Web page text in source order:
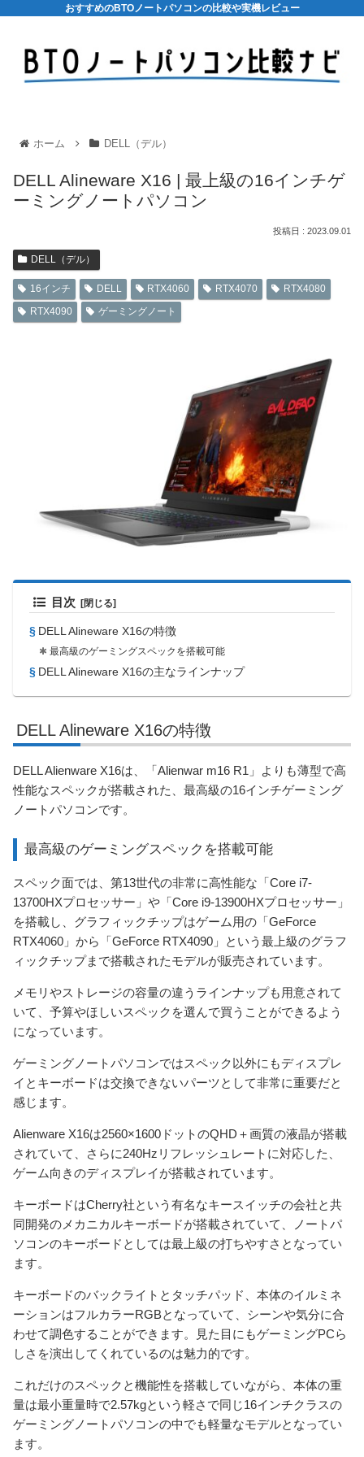
おすすめのBTOノートパソコンの比較や実機レビュー
ホーム DELL（デル）
DELL Alineware X16 | 最上級の16インチゲ
ーミングノートパソコン
2023.09.01
DELL（デル）
16インチ DELL RTX4060 RTX4070
RTX4080
RTX4090
ゲーミングノート
目次
DELL Alineware X16の特徴
最高級のゲーミングスペックを搭載可能
DELL Alineware X16の主なラインナップ
DELL Alineware X16の特徴
DELL Alienware X16は、「Alienwar m16 R1」よりも薄型で高
性能なスペックが搭載された、最高級の16インチゲーミング
ノートパソコンです。
最高級のゲーミングスペックを搭載可能
スペック面では、第13世代の非常に高性能な「Core i7-
13700HXプロセッサー」や「Core i9-13900HXプロセッサー」
を搭載し、グラフィックチップはゲーム用の「GeForce
RTX4060」から「GeForce RTX4090」という最上級のグラフ
ィックチップまで搭載されたモデルが販売されています。
メモリやストレージの容量の違うラインナップも用意されて
いて、予算やほしいスペックを選んで買うことができるよう
になっています。
ゲーミングノートパソコンではスペック以外にもディスプレ
イとキーボードは交換できないパーツとして非常に重要だと
感じます。
Alienware X16は2560×1600ドットのQHD＋画質の液晶が搭載
されていて、さらに240Hzリフレッシュレートに対応した、
ゲーム向きのディスプレイが搭載されています。
キーボードはCherry社という有名なキースイッチの会社と共
同開発のメカニカルキーボードが搭載されていて、ノートパ
ソコンのキーボードとしては最上級の打ちやすさとなってい
ます。
キーボードのバックライトとタッチパッド、本体のイルミネ
ーションはフルカラーRGBとなっていて、シーンや気分に合
わせて調色することができます。見た目にもゲーミングPCら
しさを演出してくれているのは魅力的です。
これだけのスペックと機能性を搭載していながら、本体の重
量は最小重量時で2.57kgという軽さで同じ16インチクラスの
ゲーミングノートパソコンの中でも軽量なモデルとなってい
ます。